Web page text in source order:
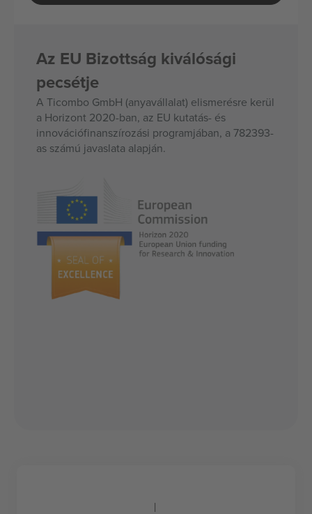
Az EU Bizottság kiválósági
pecsétje
A Ticombo GmbH (anyavállalat) elismerésre kerül
a Horizont 2020-ban, az EU kutatás- és
innovációfinanszírozási programjában, a 782393-
as számú javaslata alapján.